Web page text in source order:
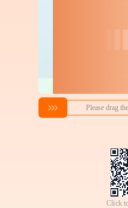
暂未找到兴趣商品
搜索